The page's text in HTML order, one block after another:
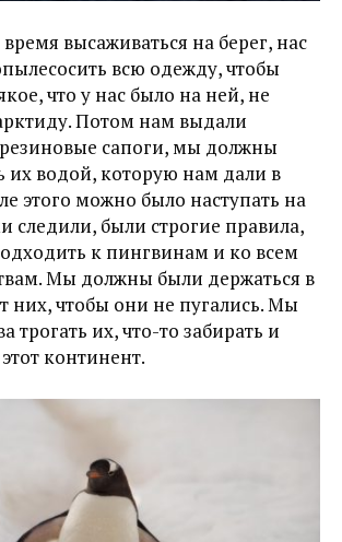
высаживаться на берег, нас
всю одежду, чтобы
что у нас было на ней, не
Потом нам выдали
сапоги, мы должны
водой, которую нам дали в
этого можно было наступать на
следили, были строгие правила,
к пингвинам и ко всем
Мы должны были держаться в
них, чтобы они не пугались. Мы
трогать их, что-то забирать и
континент.